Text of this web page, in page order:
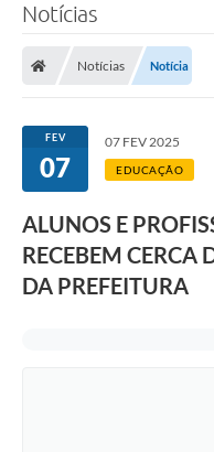
Lei Aldir Blanc 2026
Araújos
Secretarias
Conselhos
Notícias
Notícias Notícia
FEV
07
07 FEV 2025
EDUCAÇÃO
ALUNOS E
RECEBEM CERCA
DA PREFEITURA